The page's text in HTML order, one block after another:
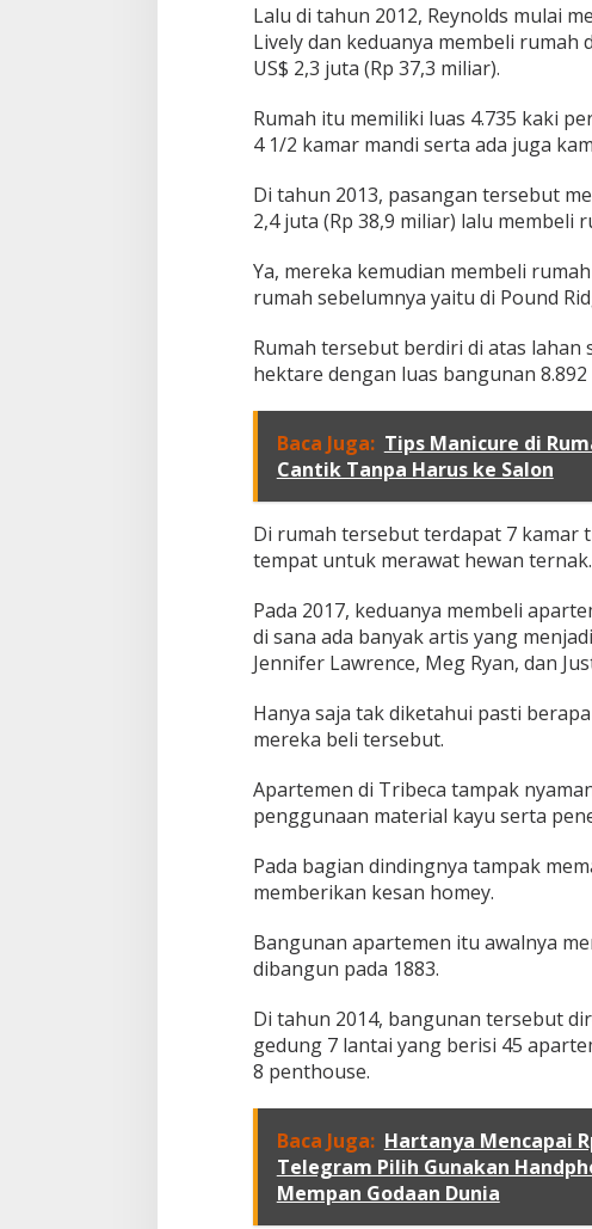
n
g
a
t
N
y
a
a
n
D
h
u
i
Lalu di tahun 2012, Reynolds mulai
Lively dan keduanya membeli rumah
US$ 2,3 juta (Rp 37,3 miliar).
Rumah itu memiliki luas 4.735 kaki
4 1/2 kamar mandi serta ada juga
Di tahun 2013, pasangan tersebut
2,4 juta (Rp 38,9 miliar) lalu membeli
Ya, mereka kemudian membeli
rumah sebelumnya yaitu di Pound
Rumah tersebut berdiri di atas lahan
hektare dengan luas bangunan
Baca Juga: Tips Manicure di
Cantik Tanpa Harus ke Salon
Di rumah tersebut terdapat 7 kamar
tempat untuk merawat hewan ternak.
Pada 2017, keduanya membeli
di sana ada banyak artis yang
Jennifer Lawrence, Meg Ryan, dan
Hanya saja tak diketahui pasti
mereka beli tersebut.
Apartemen di Tribeca tampak
penggunaan material kayu serta
Pada bagian dindingnya tampak
memberikan kesan homey.
Bangunan apartemen itu awalnya
dibangun pada 1883.
Di tahun 2014, bangunan tersebut
gedung 7 lantai yang berisi 45
8 penthouse.
Baca Juga: Hartanya Mencapai
Telegram Pilih Gunakan
Mempan Godaan Dunia